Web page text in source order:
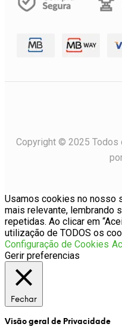
Copyright © 2025
Usamos cookies no nosso
mais relevante, lembrando
repetidas. Ao clicar em
utilização de TODOS os
Configuração de Cookies
Gerir preferencias
Fechar
Visão geral de Privacidade